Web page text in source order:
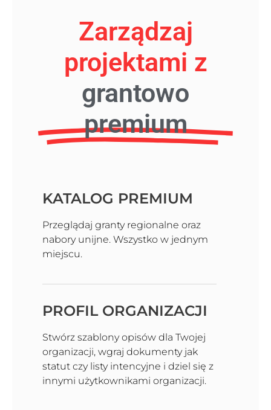
Zarządzaj
projektami z
grantowo
premium
KATALOG PREMIUM
Przeglądaj granty regionalne oraz
nabory unijne. Wszystko w jednym
miejscu.
PROFIL ORGANIZACJI
Stwórz szablony opisów dla Twojej
organizacji, wgraj dokumenty jak
statut czy listy intencyjne i dziel się z
innymi użytkownikami organizacji.